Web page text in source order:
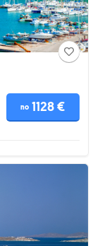
no 1128 €